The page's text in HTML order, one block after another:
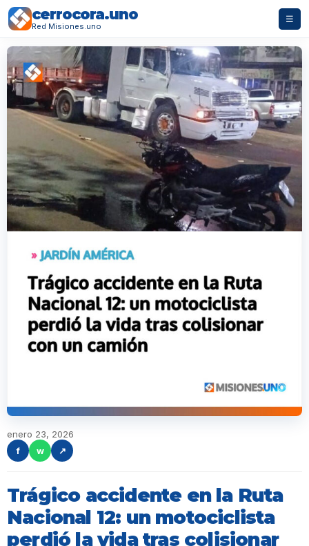
cerrocora.uno
Red Misiones.uno
☰
enero 23, 2026
f
w ↗
Trágico accidente en la Ruta
Nacional 12: un motociclista
perdió la vida tras colisionar